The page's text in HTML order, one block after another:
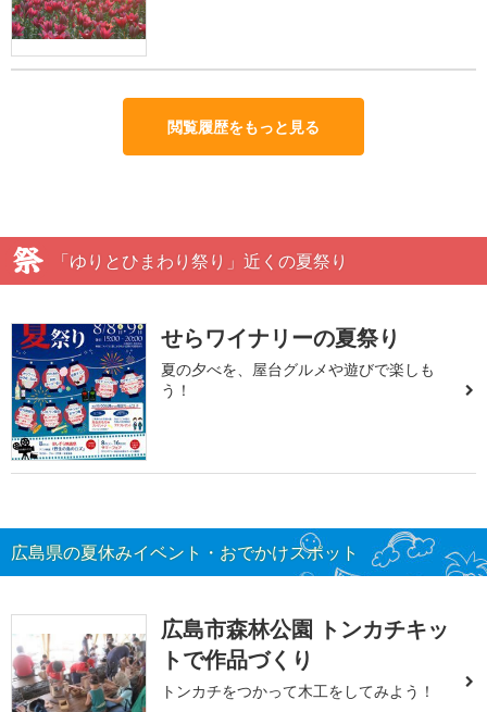
閲覧履歴をもっと見る
「ゆりとひまわり祭り」近くの夏祭り
せらワイナリーの夏祭り
夏の夕べを、屋台グルメや遊びで楽しも
う！
広島県の夏休みイベント・おでかけスポット
広島市森林公園 トンカチキッ
トで作品づくり
トンカチをつかって木工をしてみよう！